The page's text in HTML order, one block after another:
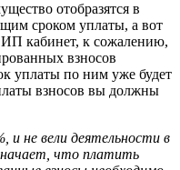
отобразятся в
сроком уплаты, а вот
кабинет, к сожалению,
взносов
уплаты по ним уже будет
взносов вы должны
не вели деятельности в
что платить